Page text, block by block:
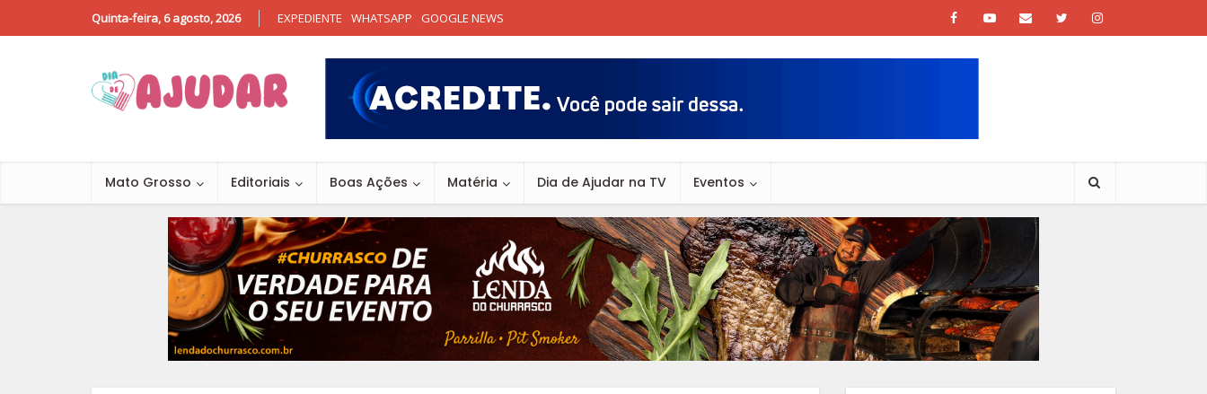
Quinta-feira, 6 agosto, 2026 EXPEDIENTE WHATSAPP GOOGLE NEWS
Mato Grosso Editoriais Boas Ações Matéria Dia de Ajudar na TV Eventos